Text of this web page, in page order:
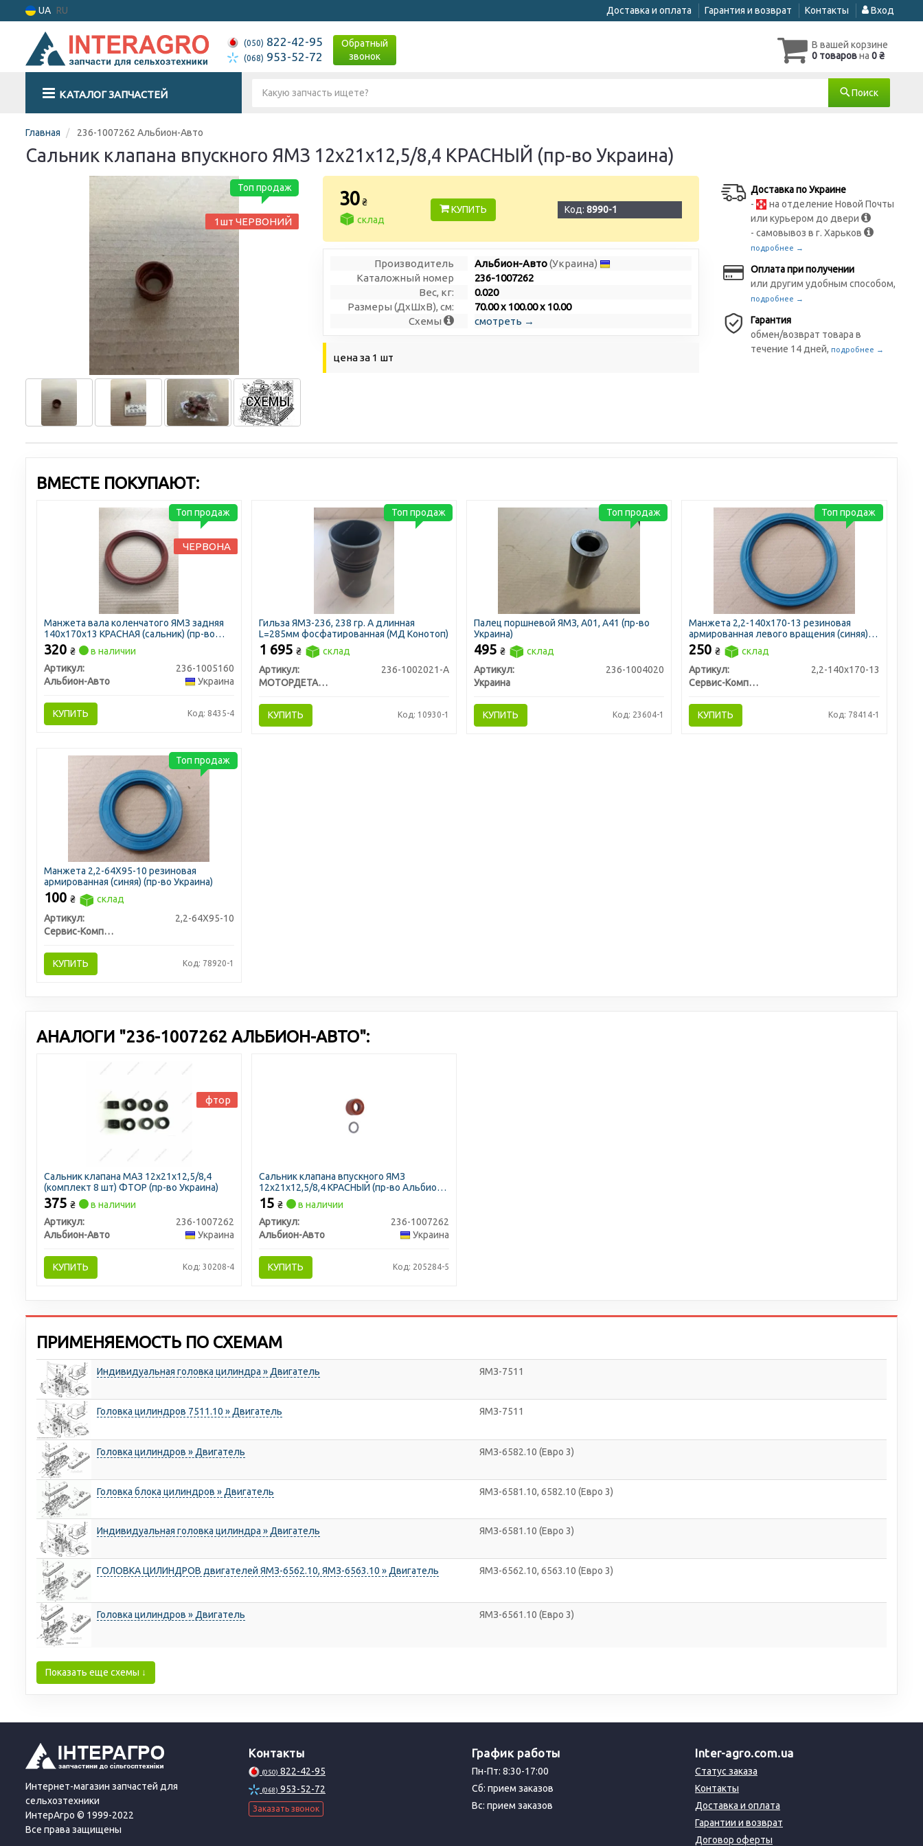
UA RU Доставка и оплата Гарантия и возврат Контакты Вход
(050) 822-42-95
(068) 953-52-72
Обратный
звонок
В вашей корзине
0 товаровна 0 ₴
КАТАЛОГ ЗАПЧАСТЕЙ Поиск
Главная 236-1007262 Альбион-Авто
Сальник клапана впускного ЯМЗ 12х21х12,5/8,4 КРАСНЫЙ (пр-во Украина)
Топ продаж
1шт ЧЕРВОНИЙ
30 ₴
склад
КУПИТЬ Код:8990-1
Производитель Альбион-Авто(Украина)
Каталожный номер
236-1007262
Вес, кг:
0.020
Размеры (ДxШxВ), см:
70.00 x 100.00 x 10.00
Схемы
смотреть →
цена за 1 шт
Доставка по Украине
-
на отделение Новой Почты
или курьером до двери
- самовывоз в г. Харьков
подробнее →
Оплата при получении
или другим удобным способом,
подробнее →
Гарантия
обмен/возврат товара в
течение 14 дней,подробнее →
ВМЕСТЕ ПОКУПАЮТ:
Манжета вала коленчатого ЯМЗ задняя
140х170х13 КРАСНАЯ (сальник) (пр-во
Украина)
320 ₴
в наличии
Артикул:
236-1005160
Альбион-Авто
Украина
КУПИТЬ Код: 8435-4
Топ продаж
ЧЕРВОНА
Гильза ЯМЗ-236, 238 гр. А длинная
L=285мм фосфатированная (МД Конотоп)
1 695 ₴
склад
Артикул:
236-1002021-А
МОТОРДЕТАЛЬ г. Конотоп
КУПИТЬ Код: 10930-1
Топ продаж
Палец поршневой ЯМЗ, А01, А41 (пр-во
Украина)
495 ₴
склад
Артикул:
236-1004020
Украина
КУПИТЬ Код: 23604-1
Топ продаж
Манжета 2,2-140х170-13 резиновая
армированная левого вращения (синяя)
(пр-во Украина)
250₴
склад
Артикул:
2,2-140х170-13
Сервис-Комплектация ООО, Украина
КУПИТЬ Код: 78414-1
Топ продаж
Манжета 2,2-64X95-10 резиновая
армированная (синяя) (пр-во Украина)
100 ₴
склад
Артикул:
2,2-64X95-10
Сервис-Комплектация ООО, Украина
КУПИТЬ Код: 78920-1
Топ продаж
АНАЛОГИ "236-1007262 АЛЬБИОН-АВТО":
Сальник клапана МАЗ 12х21х12,5/8,4
(комплект 8 шт) ФТОР (пр-во Украина)
375 ₴
в наличии
Артикул:
236-1007262
Альбион-Авто
Украина
КУПИТЬ Код: 30208-4
фтор
Сальник клапана впускного ЯМЗ
12х21х12,5/8,4 КРАСНЫЙ (пр-во Альбион-
Авто)
15 ₴
в наличии
Артикул:
236-1007262
Альбион-Авто
Украина
КУПИТЬ Код: 205284-5
ПРИМЕНЯЕМОСТЬ ПО СХЕМАМ
Индивидуальная головка цилиндра » Двигатель ЯМЗ-7511
Головка цилиндров 7511.10 » Двигатель ЯМЗ-7511
Головка цилиндров » Двигатель ЯМЗ-6582.10 (Евро 3)
Головка блока цилиндров » Двигатель ЯМЗ-6581.10, 6582.10 (Евро 3)
Индивидуальная головка цилиндра » Двигатель ЯМЗ-6581.10 (Евро 3)
ГОЛОВКА ЦИЛИНДРОВ двигателей ЯМЗ-6562.10, ЯМЗ-6563.10 » Двигатель ЯМЗ-6562.10, 6563.10 (Евро 3)
Головка цилиндров » Двигатель ЯМЗ-6561.10 (Евро 3)
Показать еще схемы ↓
Интернет-магазин запчастей для
сельхозтехники
ИнтерАгро © 1999-2022
Все права защищены
Контакты
(050) 822-42-95
(068) 953-52-72
Заказать звонок
График работы
Пн-Пт: 8:30-17:00
Сб: прием заказов
Вс: прием заказов
Inter-agro.com.ua
Статус заказа
Контакты
Доставка и оплата
Гарантии и возврат
Договор оферты